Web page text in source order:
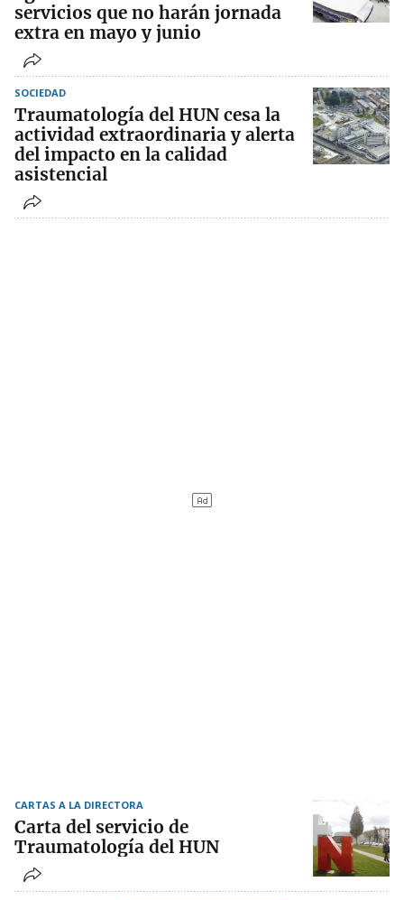
servicios que no harán jornada
extra en mayo y junio
SOCIEDAD
Traumatología del HUN cesa la
actividad extraordinaria y alerta
del impacto en la calidad
asistencial
CARTAS A LA DIRECTORA
Carta del servicio de
Traumatología del HUN